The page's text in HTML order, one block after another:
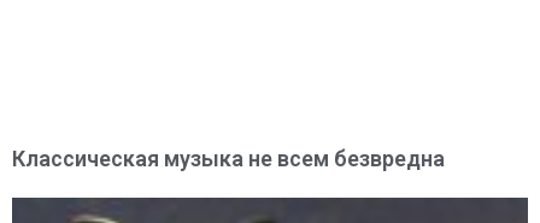
Классическая музыка не всем безвредна